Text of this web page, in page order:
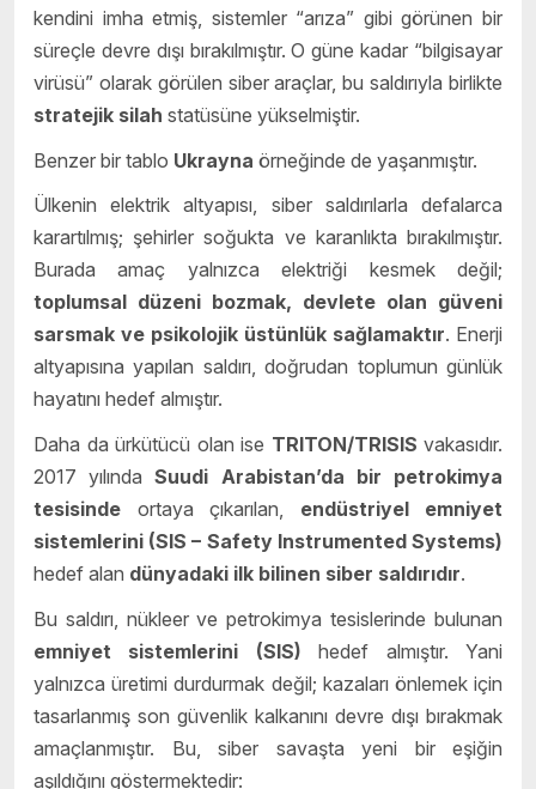
kendini imha etmiş, sistemler “arıza” gibi görünen bir
süreçle devre dışı bırakılmıştır. O güne kadar “bilgisayar
virüsü” olarak görülen siber araçlar, bu saldırıyla birlikte
stratejik silah statüsüne yükselmiştir.
Benzer bir tablo Ukrayna örneğinde de yaşanmıştır.
Ülkenin elektrik altyapısı, siber saldırılarla defalarca
karartılmış; şehirler soğukta ve karanlıkta bırakılmıştır.
Burada amaç yalnızca elektriği kesmek değil;
toplumsal düzeni bozmak, devlete olan güveni
sarsmak ve psikolojik üstünlük sağlamaktır. Enerji
altyapısına yapılan saldırı, doğrudan toplumun günlük
hayatını hedef almıştır.
Daha da ürkütücü olan ise TRITON/TRISIS vakasıdır.
2017 yılındaSuudi Arabistan’da bir petrokimya
tesisinde ortaya çıkarılan, endüstriyel emniyet
sistemlerini (SIS – Safety Instrumented Systems)
hedef alan dünyadaki ilk bilinen siber saldırıdır.
Bu saldırı, nükleer ve petrokimya tesislerinde bulunan
emniyet sistemlerini (SIS) hedef almıştır. Yani
yalnızca üretimi durdurmak değil; kazaları önlemek için
tasarlanmış son güvenlik kalkanını devre dışı bırakmak
amaçlanmıştır. Bu, siber savaşta yeni bir eşiğin
aşıldığını göstermektedir: